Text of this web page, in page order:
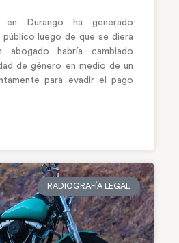
Durango ha generado
luego de que se diera
habría cambiado
de género en medio de un
para evadir el pago
RADIOGRAFÍA LEGAL